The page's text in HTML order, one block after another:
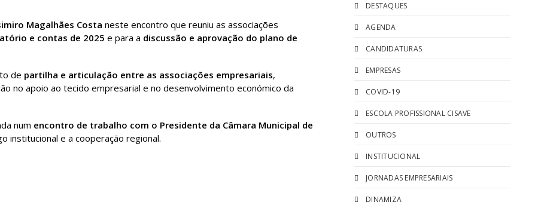
Magalhães Costa neste encontro que reuniu as associações
e contas de 2025 e para a discussão e aprovação do plano de
de partilha e articulação entre as associações empresariais,
no apoio ao tecido empresarial e no desenvolvimento económico da
num encontro de trabalho com o Presidente da Câmara Municipal de
institucional e a cooperação regional.
DESTAQUES
AGENDA
CANDIDATURAS
EMPRESAS
COVID-19
ESCOLA PROFISSIONAL CISAVE
OUTROS
INSTITUCIONAL
JORNADAS EMPRESARIAIS
DINAMIZA